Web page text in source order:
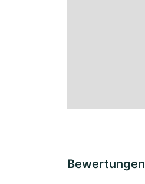
Bewertungen